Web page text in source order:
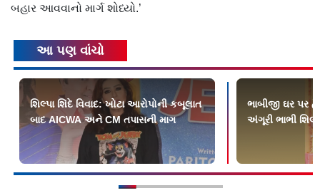
બહાર આવવાનો માર્ગ શોધ્યો.’
આ પણ વાંચો
શિલ્પા શિંદે વિવાદ: ખોટા આરોપોની કબૂલાત
બાદ AICWA અને CM તપાસની માગ
ભાબીજી ઘર પર
અંગૂરી ભાભી